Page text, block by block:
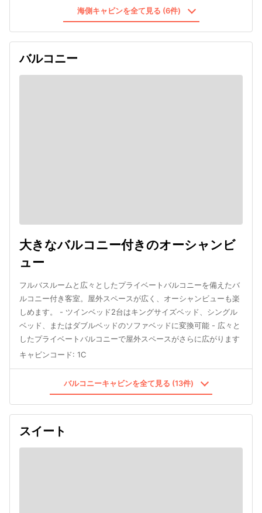
海側キャビンを全て見る (6件)
バルコニー
大きなバルコニー付きのオーシャンビ
ュー
フルバスルームと広々としたプライベートバルコニーを備えたバ
ルコニー付き客室。屋外スペースが広く、オーシャンビューも楽
しめます。 - ツインベッド2台はキングサイズベッド、シングル
ベッド、またはダブルベッドのソファベッドに変換可能 - 広々と
したプライベートバルコニーで屋外スペースがさらに広がります
キャビンコード: 1C
バルコニーキャビンを全て見る (13件)
スイート